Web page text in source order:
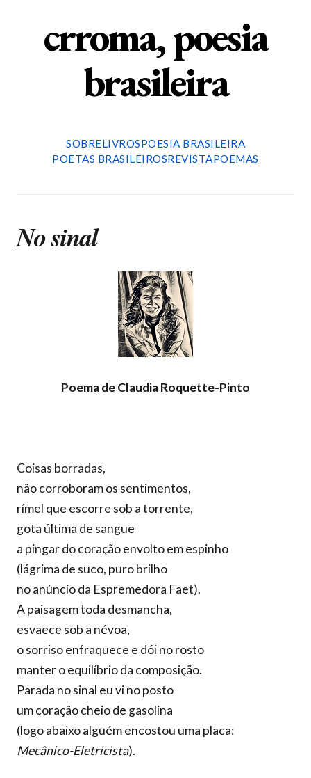
crroma, poesia
brasileira
SOBRELIVROSPOESIA BRASILEIRA
POETAS BRASILEIROSREVISTAPOEMAS
No sinal
Poema de Claudia Roquette-Pinto
Coisas borradas,
não corroboram os sentimentos,
rímel que escorre sob a torrente,
gota última de sangue
a pingar do coração envolto em espinho
(lágrima de suco, puro brilho
no anúncio da Espremedora Faet).
A paisagem toda desmancha,
esvaece sob a névoa,
o sorriso enfraquece e dói no rosto
manter o equilíbrio da composição.
Parada no sinal eu vi no posto
um coração cheio de gasolina
(logo abaixo alguém encostou uma placa:
Mecânico-Eletricista).